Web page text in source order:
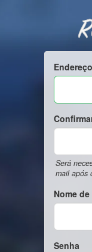
Será
mail após
Nome
Senha